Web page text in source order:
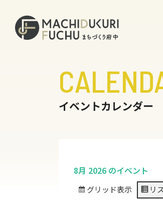
イベントカレンダー
8月 2026 のイベント
グリッド表示 リ